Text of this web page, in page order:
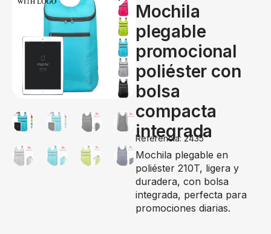
Mochila
plegable
promocional
poliéster con
bolsa
compacta
integrada
Referencia: 2435
Mochila plegable en
poliéster 210T, ligera y
duradera, con bolsa
integrada, perfecta para
promociones diarias.